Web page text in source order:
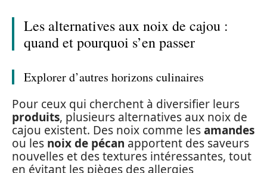
Les alternatives aux noix de cajou :
quand et pourquoi s’en passer
Explorer d’autres horizons culinaires
Pour ceux qui cherchent à diversifier leurs
produits, plusieurs alternatives aux noix de
cajou existent. Des noix comme lesamandes
ou les noix de pécan apportent des saveurs
nouvelles et des textures intéressantes, tout
en évitant les pièges des allergies